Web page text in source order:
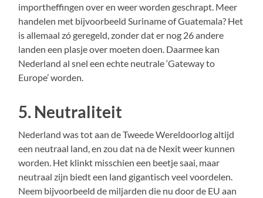
importheffingen over en weer worden geschrapt. Meer
handelen met bijvoorbeeld Suriname of Guatemala? Het
is allemaal zó geregeld, zonder dat er nog 26 andere
landen een plasje over moeten doen. Daarmee kan
Nederland al snel een echte neutrale ‘Gateway to
Europe’ worden.
5. Neutraliteit
Nederland was tot aan de Tweede Wereldoorlog altijd
een neutraal land, en zou dat na de Nexit weer kunnen
worden. Het klinkt misschien een beetje saai, maar
neutraal zijn biedt een land gigantisch veel voordelen.
Neem bijvoorbeeld de miljarden die nu door de EU aan